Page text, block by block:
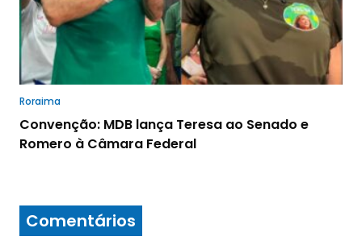
Roraima
Convenção: MDB lança Teresa ao Senado e
Romero à Câmara Federal
Comentários